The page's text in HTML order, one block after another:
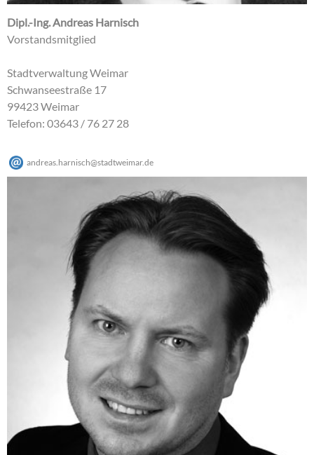
Dipl.-Ing. Andreas Harnisch
Vorstandsmitglied
Stadtverwaltung Weimar
Schwanseestraße 17
99423 Weimar
Telefon: 03643 / 76 27 28
andreas.harnisch@stadtweimar.de